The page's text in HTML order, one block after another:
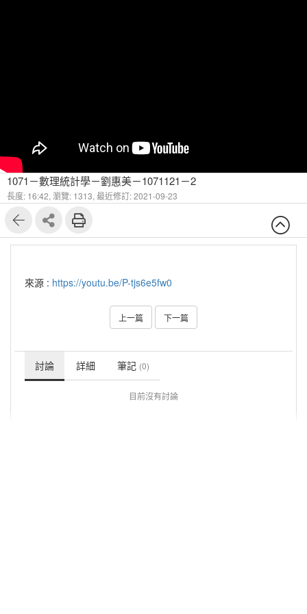
1071－數理統計學－劉惠美－1071121－2
長度: 16:42, 瀏覽: 1313, 最近修訂: 2021-09-23
來源 : https://youtu.be/P-tjs6e5fw0
上一篇 下一篇
討論 詳細 筆記 (0)
目前沒有討論